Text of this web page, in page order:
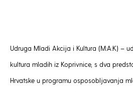
Udruga Mladi Akcija i Kultura (M:A:K) –
kultura mladih iz Koprivnice, s dva
Hrvatske u programu osposobljavanja